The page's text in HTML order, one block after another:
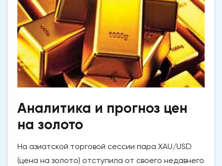
Аналитика и прогноз цен
на золото
На азиатской торговой сессии пара XAU/USD
(цена на золото) отступила от своего недавнего